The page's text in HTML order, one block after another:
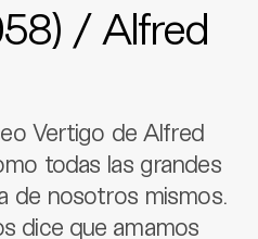
/ Alfred
Vertigo de Alfred
todas las grandes
de nosotros mismos.
dice que amamos